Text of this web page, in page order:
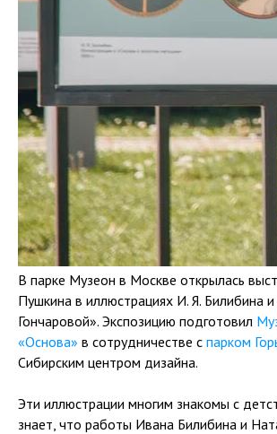
В парке Музеон в Москве открылась
Пушкина в иллюстрациях И. Я. Билибина
Гончаровой». Экспозицию подготовил
«Основа» в сотрудничестве с парком
Сибирским центром дизайна.
Эти иллюстрации многим знакомы с
знает, что работы Ивана Билибина и